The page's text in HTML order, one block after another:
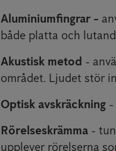
Aluminiumfingrar -
både platta och
Akustisk metod -
området. Ljudet stör
Optisk avskräckning -
Rörelseskrämma -
upplever rörelserna